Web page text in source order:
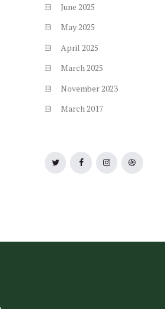
June 2025
May2025
April 2025
March2025
November 2023
March2017